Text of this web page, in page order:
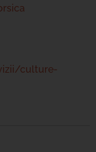
culture-